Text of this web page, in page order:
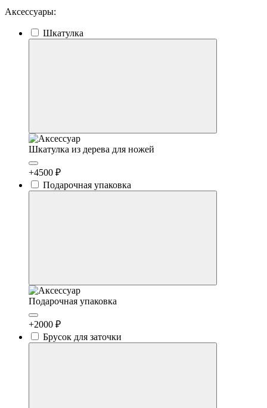
Аксессуары:
Шкатулка
Шкатулка из дерева для ножей
+4500 ₽
Подарочная упаковка
Подарочная упаковка
+2000 ₽
Брусок для заточки